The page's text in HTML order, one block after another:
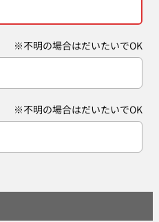
※不明の場合はだいたいでOK
※不明の場合はだいたいでOK